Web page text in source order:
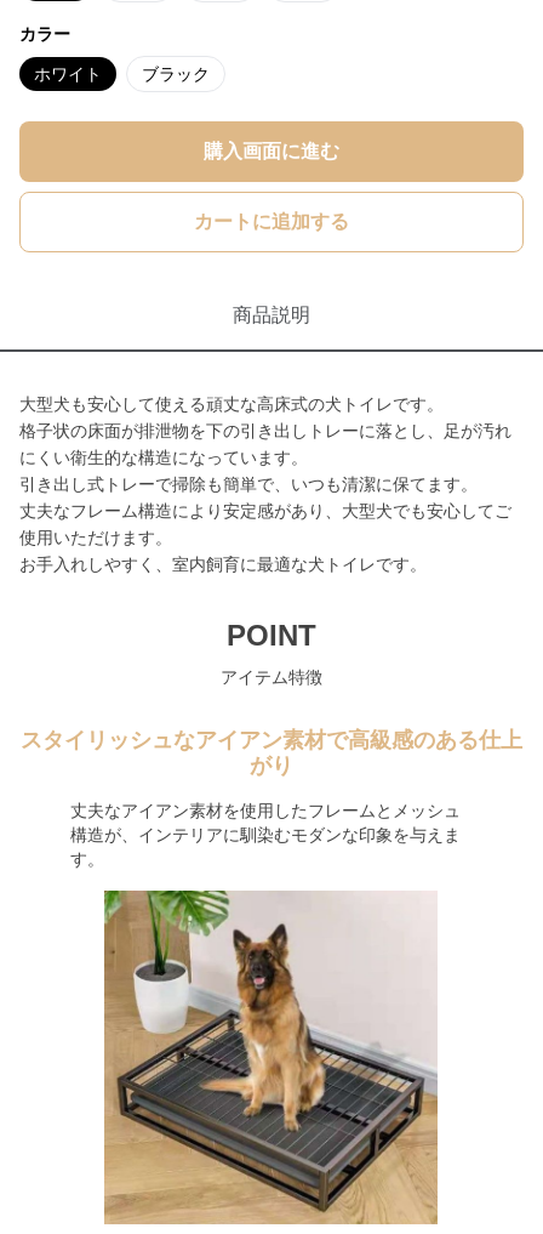
カラー
ホワイト ブラック
購入画面に進む
カートに追加する
商品説明
大型犬も安心して使える頑丈な高床式の犬トイレです。
格子状の床面が排泄物を下の引き出しトレーに落とし、足が汚れ
にくい衛生的な構造になっています。
引き出し式トレーで掃除も簡単で、いつも清潔に保てます。
丈夫なフレーム構造により安定感があり、大型犬でも安心してご
使用いただけます。
お手入れしやすく、室内飼育に最適な犬トイレです。
POINT
アイテム特徴
スタイリッシュなアイアン素材で高級感のある仕上
がり
丈夫なアイアン素材を使用したフレームとメッシュ
構造が、インテリアに馴染むモダンな印象を与えま
す。